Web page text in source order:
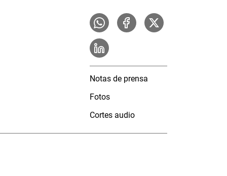
Notas de prensa
Fotos
Cortes audio